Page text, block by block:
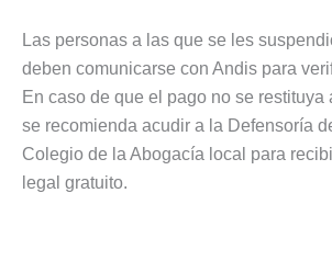
Las personas a las que se les
deben comunicarse con Andis para
En caso de que el pago no se restituya
se recomienda acudir a la Defensoría
Colegio de la Abogacía local para
legal gratuito.